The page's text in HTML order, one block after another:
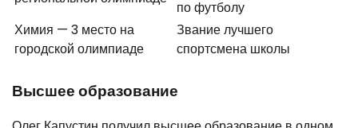
по футболу
Химия — 3 место на
городской олимпиаде
Звание лучшего
спортсмена школы
Высшее образование